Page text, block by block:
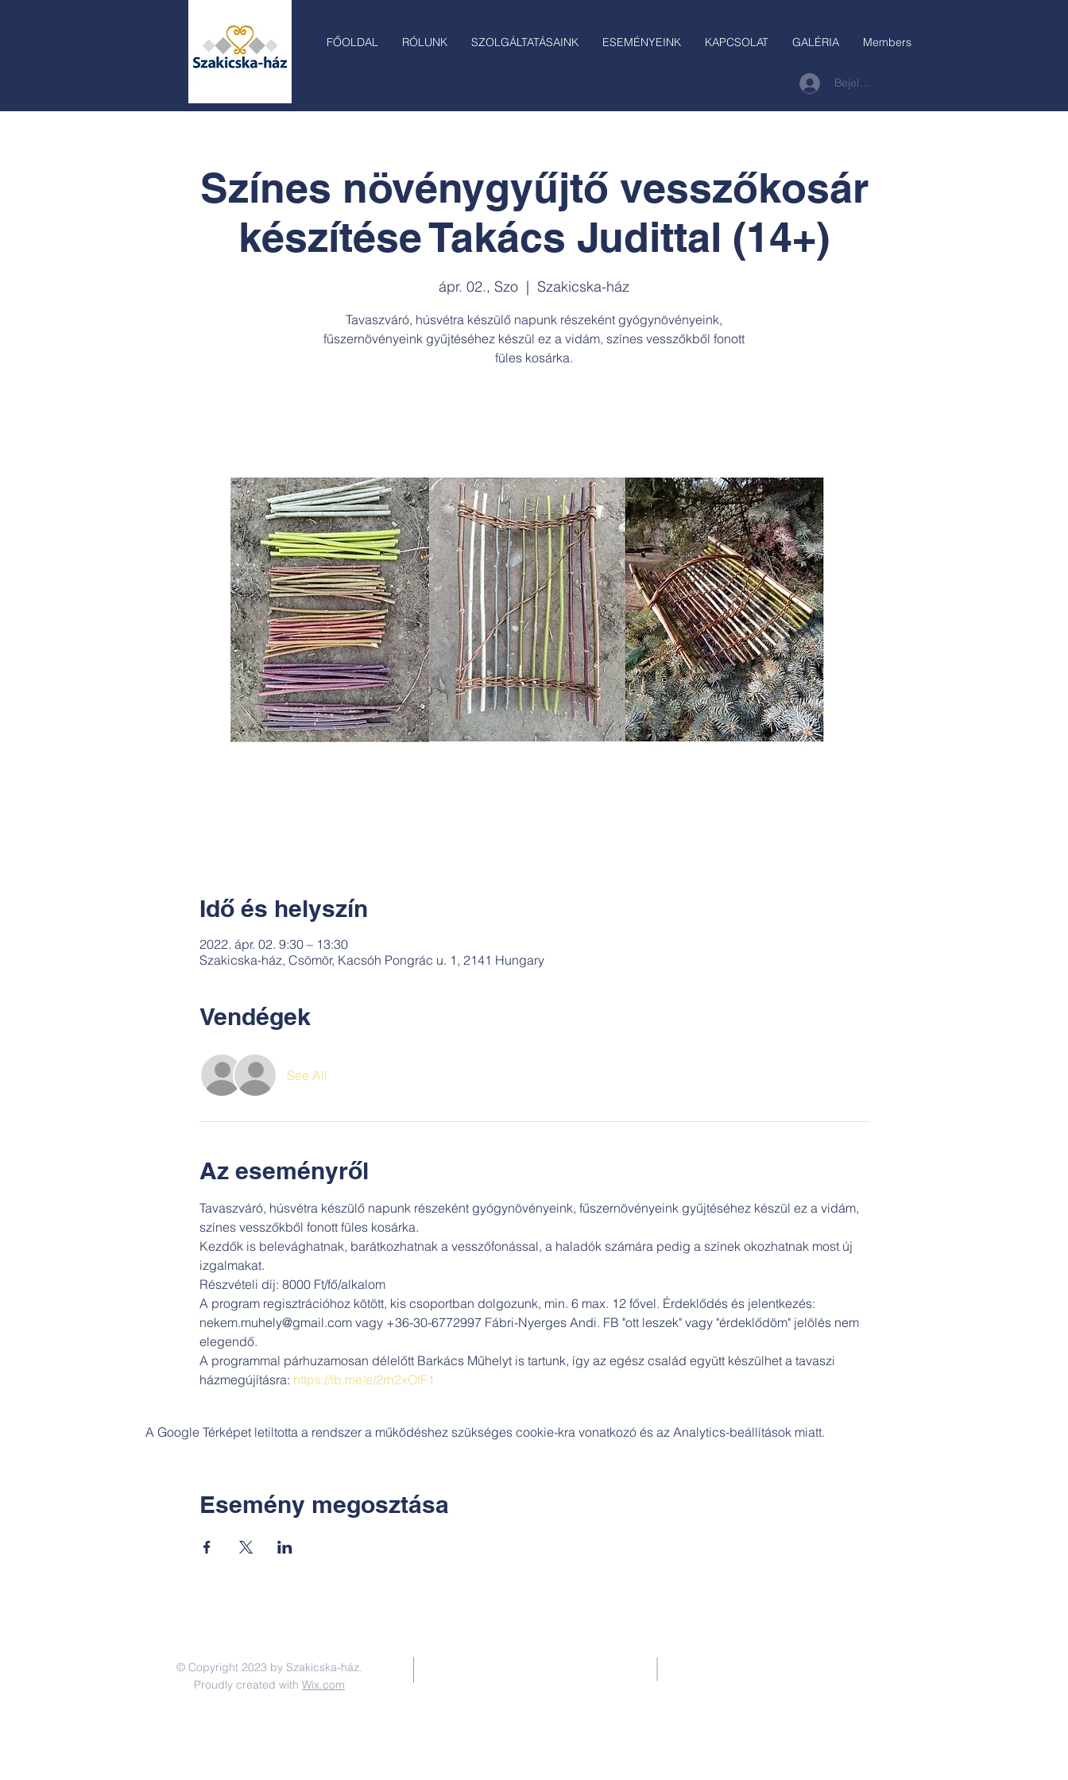
FŐOLDAL RÓLUNK SZOLGÁLTATÁSAINK ESEMÉNYEINK KAPCSOLAT GALÉRIA Members
Bejelentkezés
Színes növénygyűjtő vesszőkosár
készítése Takács Judittal (14+)
ápr. 02., Szo
  |
Szakicska-ház
Tavaszváró, húsvétra készülő napunk részeként gyógynövényeink,
fűszernövényeink gyűjtéséhez készül ez a vidám, színes vesszőkből fonott
füles kosárka.
Idő és helyszín
2022. ápr. 02. 9:30 – 13:30
Szakicska-ház, Csömör, Kacsóh Pongrác u. 1, 2141 Hungary
Vendégek
See All
Az eseményről
Tavaszváró, húsvétra készülő napunk részeként gyógynövényeink, fűszernövényeink gyűjtéséhez készül ez a vidám,
színes vesszőkből fonott füles kosárka.
Kezdők is belevághatnak, barátkozhatnak a vesszőfonással, a haladók számára pedig a színek okozhatnak most új
izgalmakat.
Részvételi díj: 8000 Ft/fő/alkalom
A program regisztrációhoz kötött, kis csoportban dolgozunk, min. 6 max. 12 fővel. Érdeklődés és jelentkezés:
nekem.muhely@gmail.com vagy +36-30-6772997 Fábri-Nyerges Andi. FB "ott leszek" vagy "érdeklődöm" jelölés nem
elegendő.
A programmal párhuzamosan délelőtt Barkács Műhelyt is tartunk, így az egész család együtt készülhet a tavaszi
házmegújításra: https://fb.me/e/2rh2xOtF1
A Google Térképet letiltotta a rendszer a működéshez szükséges cookie-kra vonatkozó és az Analytics-beállítások miatt.
Esemény megosztása
© Copyright 2023 by Szakicska-ház.
Proudly created with Wix.com